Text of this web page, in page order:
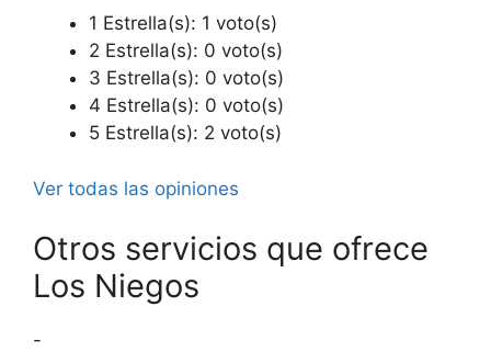
1 Estrella(s): 1 voto(s)
2 Estrella(s): 0 voto(s)
3 Estrella(s): 0 voto(s)
4 Estrella(s): 0 voto(s)
5 Estrella(s): 2 voto(s)
Ver todas las opiniones
Otros servicios que ofrece
Los Niegos
-